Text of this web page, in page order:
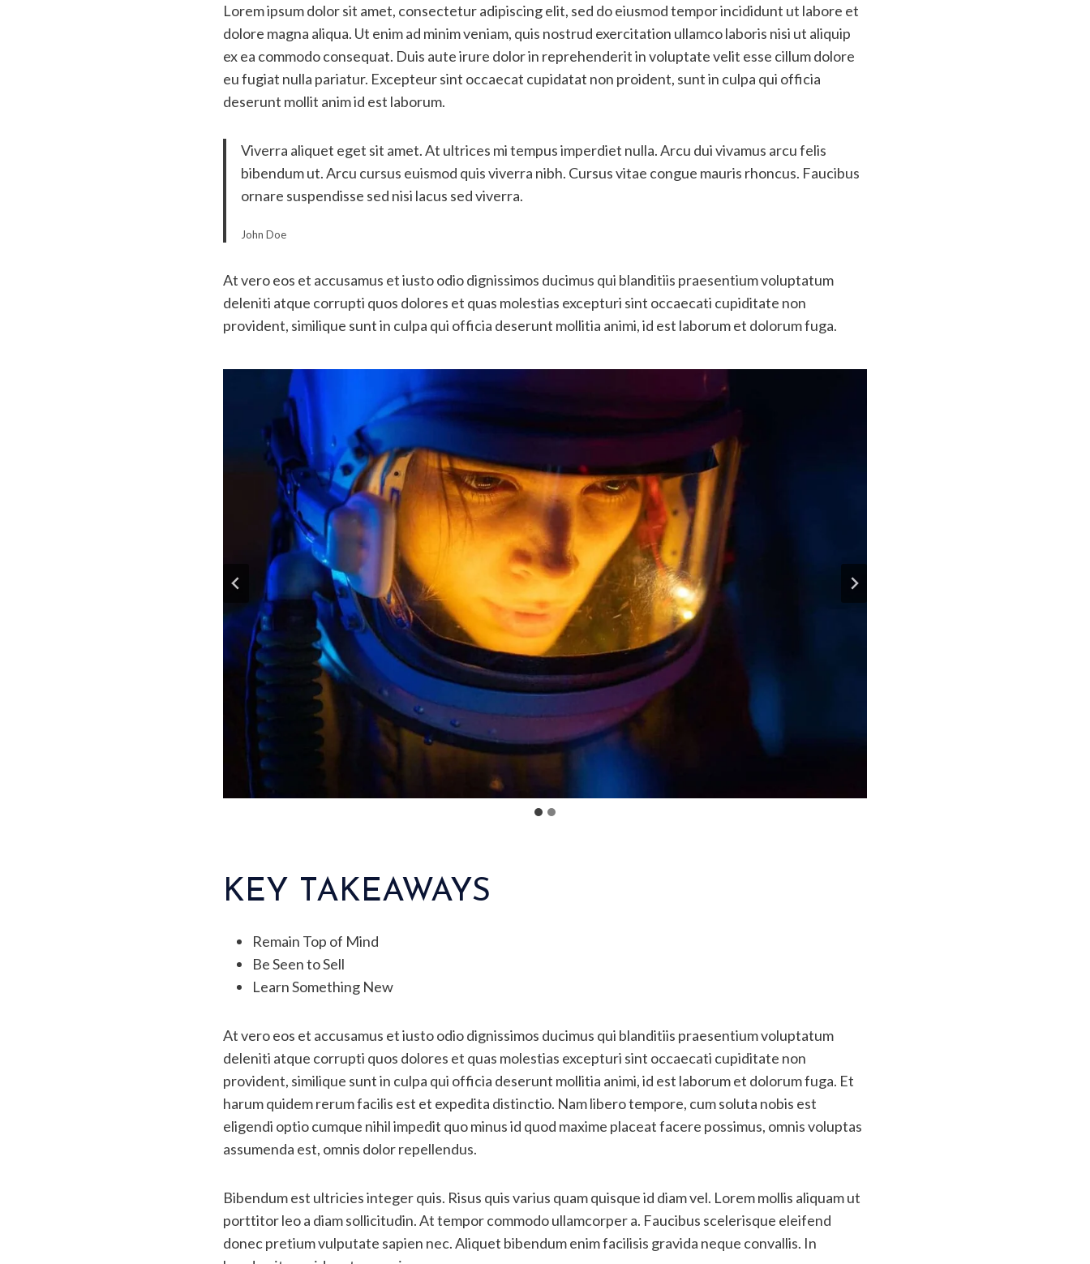
Lorem ipsum dolor sit amet, consectetur adipiscing elit, sed do eiusmod tempor incididunt ut labore et
dolore magna aliqua. Ut enim ad minim veniam, quis nostrud exercitation ullamco laboris nisi ut aliquip
ex ea commodo consequat. Duis aute irure dolor in reprehenderit in voluptate velit esse cillum dolore
eu fugiat nulla pariatur. Excepteur sint occaecat cupidatat non proident, sunt in culpa qui officia
deserunt mollit anim id est laborum.
Viverra aliquet eget sit amet. At ultrices mi tempus imperdiet nulla. Arcu dui vivamus arcu felis
bibendum ut. Arcu cursus euismod quis viverra nibh. Cursus vitae congue mauris rhoncus. Faucibus
ornare suspendisse sed nisi lacus sed viverra.
John Doe
At vero eos et accusamus et iusto odio dignissimos ducimus qui blanditiis praesentium voluptatum
deleniti atque corrupti quos dolores et quas molestias excepturi sint occaecati cupiditate non
provident, similique sunt in culpa qui officia deserunt mollitia animi, id est laborum et dolorum fuga.
KEY TAKEAWAYS
Remain Top of Mind
Be Seen to Sell
Learn Something New
At vero eos et accusamus et iusto odio dignissimos ducimus qui blanditiis praesentium voluptatum
deleniti atque corrupti quos dolores et quas molestias excepturi sint occaecati cupiditate non
provident, similique sunt in culpa qui officia deserunt mollitia animi, id est laborum et dolorum fuga. Et
harum quidem rerum facilis est et expedita distinctio. Nam libero tempore, cum soluta nobis est
eligendi optio cumque nihil impedit quo minus id quod maxime placeat facere possimus, omnis voluptas
assumenda est, omnis dolor repellendus.
Bibendum est ultricies integer quis. Risus quis varius quam quisque id diam vel. Lorem mollis aliquam ut
porttitor leo a diam sollicitudin. At tempor commodo ullamcorper a. Faucibus scelerisque eleifend
donec pretium vulputate sapien nec. Aliquet bibendum enim facilisis gravida neque convallis. In